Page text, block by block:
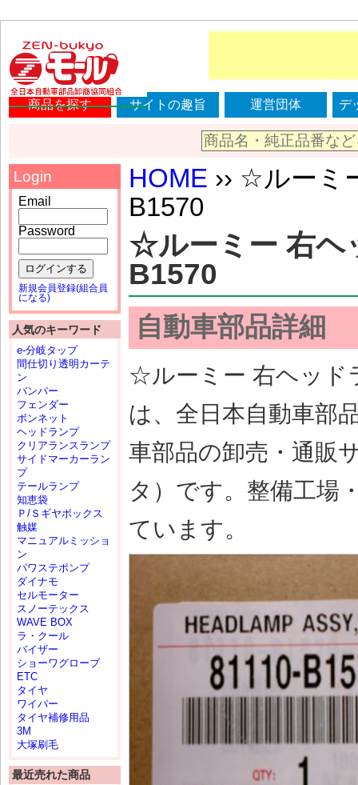
商品を探す サイトの趣旨 運営団体 デ
HOME ›› ☆ルーミ
B1570
☆ルーミー 右ヘ
B1570
自動車部品詳細
☆ルーミー 右ヘッド
は、全日本自動車部
車部品の卸売・通販
タ）です。整備工場
ています。
Login
Email
Password
ログインする
新規会員登録(組合員
になる)
人気のキーワード
e-分岐タップ
間仕切り透明カーテ
ン
バンパー
フェンダー
ボンネット
ヘッドランプ
クリアランスランプ
サイドマーカーラン
プ
テールランプ
知恵袋
Ｐ/Ｓギヤボックス
触媒
マニュアルミッショ
ン
パワステポンプ
ダイナモ
セルモーター
スノーテックス
WAVE BOX
ラ・クール
バイザー
ショーワグローブ
ETC
タイヤ
ワイパー
タイヤ補修用品
3M
大塚刷毛
最近売れた商品